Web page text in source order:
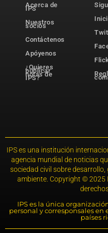
Acerca de
IPS
Nuestros
socios
Contáctenos
Apóyenos
¿Quieres
publicar
notas de
IPS?
IPS es una institución
agencia mundial de noticias
sociedad civil sobre
ambiente. Copyright © 2025
IPS es la única
personal y corresponsales
países